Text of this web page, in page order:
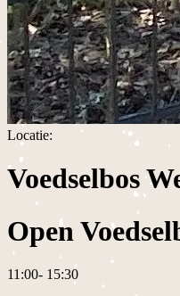
Locatie:
Voedselbos
Open
11:00- 15:30